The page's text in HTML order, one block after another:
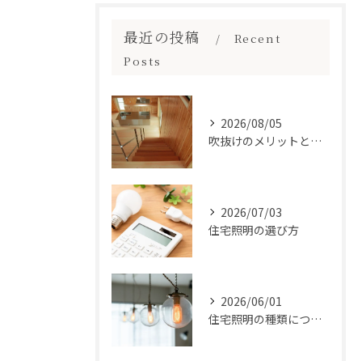
最近の投稿
Recent
Posts
2026/08/05
吹抜けのメリットとは？
2026/07/03
住宅照明の選び方
2026/06/01
住宅照明の種類について